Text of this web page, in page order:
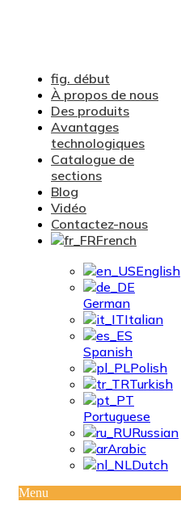
fig. début
À propos de nous
Des produits
Avantages
technologiques
Catalogue de
sections
Blog
Vidéo
Contactez-nous
French
English
German
Italian
Spanish
Polish
Turkish
Portuguese
Russian
Arabic
Dutch
Menu